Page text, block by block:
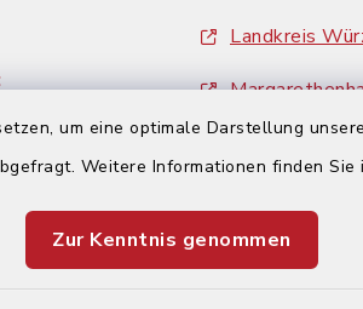
um eine optimale Darstellung
Weitere Informationen finden Sie
Zur Kenntnis genommen
Landkreis
ZweiUferLand